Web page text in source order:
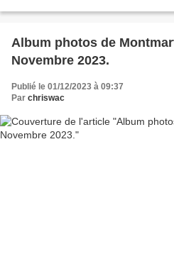
Album photos de
Novembre 2023.
Publié le 01/12/2023 à 09:37
Par chriswac